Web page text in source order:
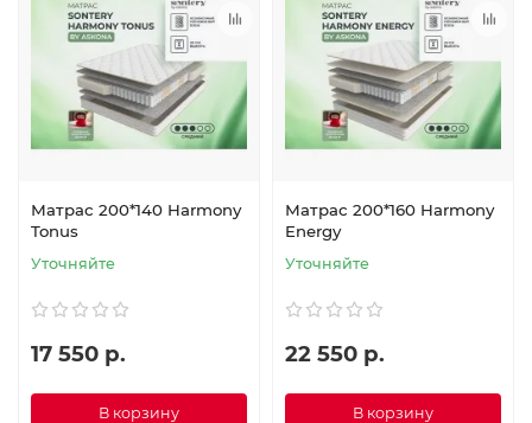
Матрас 200*140 Harmony
Tonus
Уточняйте
17 550 р.
В корзину
Матрас 200*160 Harmony
Energy
Уточняйте
22 550 р.
В корзину